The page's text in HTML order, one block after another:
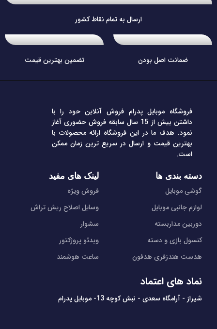
ارسال به تمام نقاط کشور
ضمانت اصل بودن تضمین بهترین قیمت
فروشگاه موبایل پدرام فروش آنلاین حود را با
داشتن بیش از 15 سال سابقه فروش حضوری آغاز
نمود. هدف ما در این فروشگاه ارائه محصولات با
بهترین قیمت و ارسال در سریع ترین زمان ممکن
است.
دسته بندی ها
گوشی موبایل
لوازم جانبی موبایل
دوربین مداربسته
کنسول بازی و دسته
هدست هندزفری هدفون
لینک های مفید
فروش ویژه
وسایل اصلاح ریش تراش
سشوار
ویدئو پروژکتور
ساعت هوشمند
نماد های اعتماد
شیراز - آرامگاه سعدی - نبش کوچه 13- موبایل پدرام